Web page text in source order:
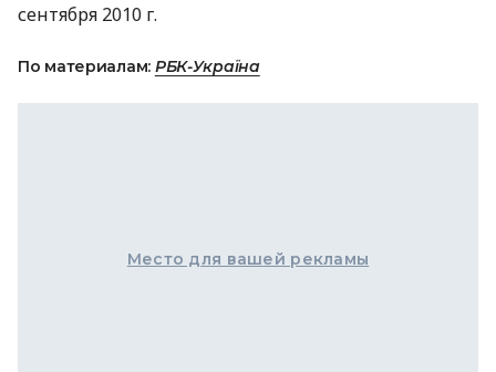
сентября 2010 г.
По материалам: РБК-Україна
Место для вашей рекламы